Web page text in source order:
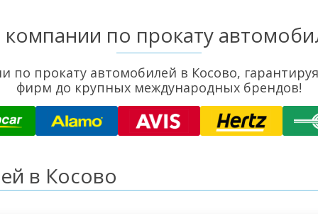
по прокату
прокату автомобилей в Косово,
фирм до крупных международных брендов!
в Косово